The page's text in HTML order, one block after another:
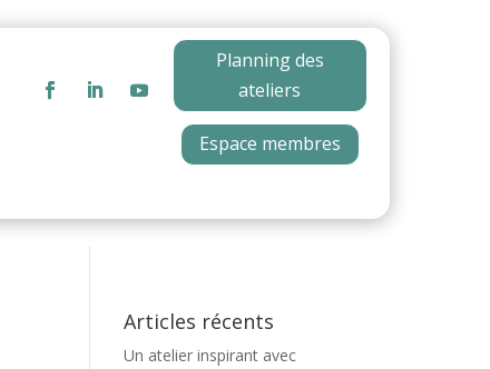
Planning des
ateliers
Espace membres
Articles récents
Un atelier inspirant avec